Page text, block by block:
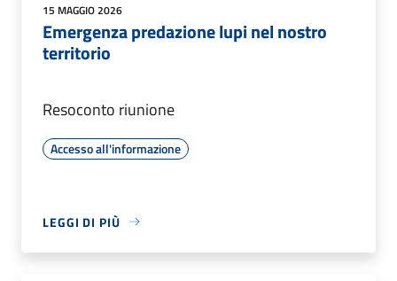
15 MAGGIO 2026
Emergenza predazione lupi nel nostro
territorio
Resoconto riunione
Accesso all'informazione
LEGGI DI PIÙ